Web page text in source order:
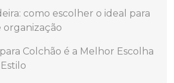
como escolher o ideal para
organização
Colchão é a Melhor Escolha